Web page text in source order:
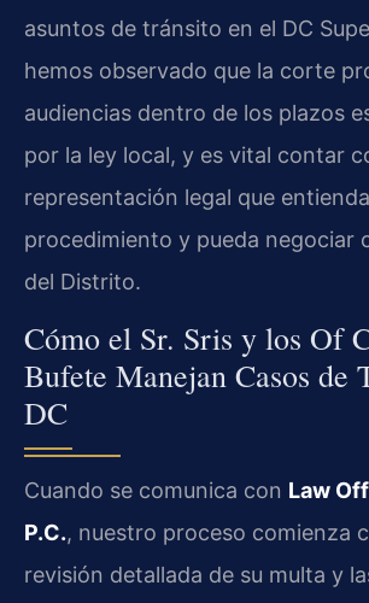
asuntos de tránsito en el DC
hemos observado que la corte
audiencias dentro de los plazos
por la ley local, y es vital contar
representación legal que
procedimiento y pueda negociar
del Distrito.
Cómo el Sr. Sris y los Of
Bufete Manejan Casos de
DC
Cuando se comunica con Law
P.C., nuestro proceso comienza
revisión detallada de su multa y